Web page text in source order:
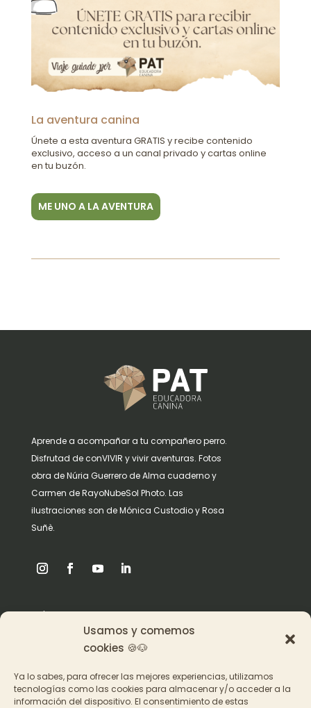
Usamos y comemos
cookies 🍪🐶
Ya lo sabes, para ofrecer las mejores experiencias, utilizamos
tecnologías como las cookies para almacenar y/o acceder a la
información del dispositivo. El consentimiento de estas
La aventura canina
Únete a esta aventura GRATIS y recibe contenido
exclusivo, acceso a un canal privado y cartas online
en tu buzón.
ME UNO A LA AVENTURA
Aprende a acompañar a tu compañero perro.
Disfrutad de conVIVIR y vivir aventuras. Fotos
obra de Núria Guerrero de Alma cuaderno y
Carmen de RayoNubeSol Photo. Las
ilustraciones son de Mónica Custodio y Rosa
Suñè.
Origen
Pat en los medios
Acceder a los cursos